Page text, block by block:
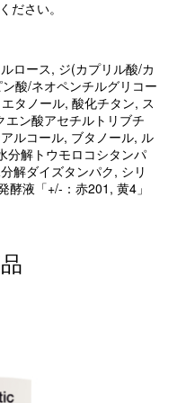
ださい。
ロース, ジ(カプリル酸/カ
酸/ネオペンチルグリコー
タノール, 酸化チタン, ス
ン酸アセチルトリブチ
ルコール, ブタノール, ル
分解トウモロコシタンパ
解ダイズタンパク, シリ
酵液「+/-：赤201, 黄4」